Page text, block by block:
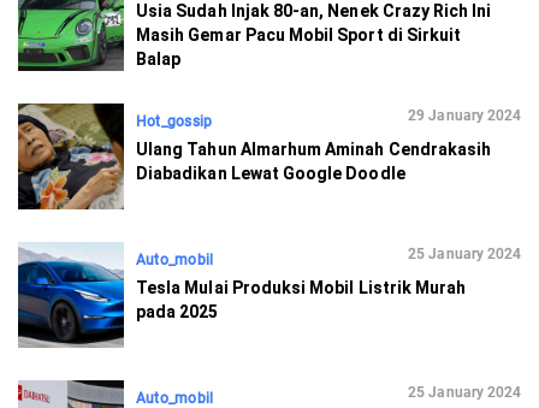
Usia Sudah Injak 80-an, Nenek Crazy Rich Ini
Masih Gemar Pacu Mobil Sport di Sirkuit
Balap
Hot_gossip 29 January 2024
Ulang Tahun Almarhum Aminah Cendrakasih
Diabadikan Lewat Google Doodle
Auto_mobil 25 January 2024
Tesla Mulai Produksi Mobil Listrik Murah
pada 2025
Auto_mobil 25 January 2024